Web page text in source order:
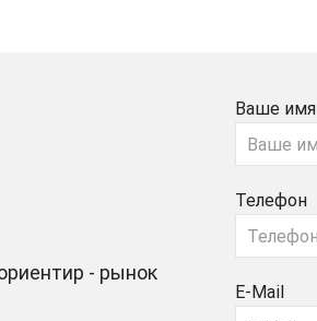
- рынок
Ваше имя
Телефон
E-Mail